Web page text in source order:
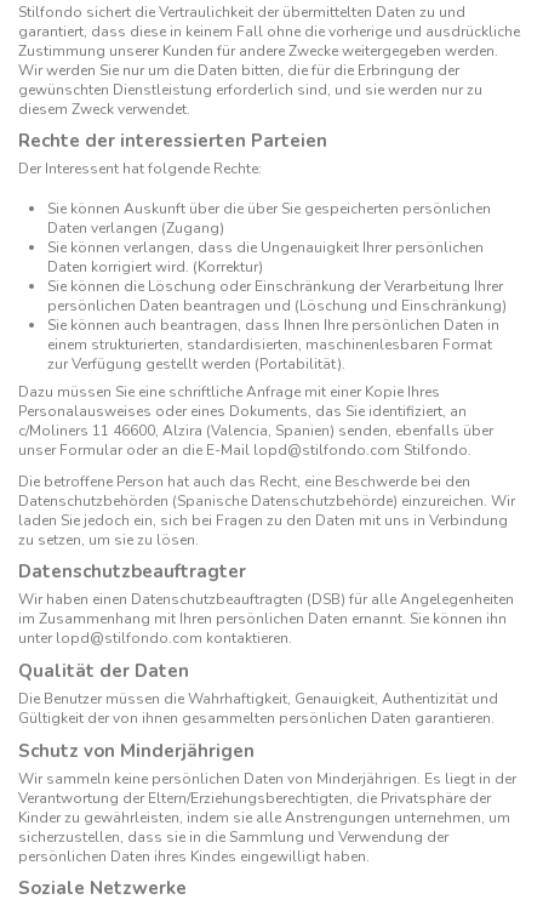
Stilfondo sichert die Vertraulichkeit der übermittelten Daten zu und
garantiert, dass diese in keinem Fall ohne die vorherige und ausdrückliche
Zustimmung unserer Kunden für andere Zwecke weitergegeben werden.
Wir werden Sie nur um die Daten bitten, die für die Erbringung der
gewünschten Dienstleistung erforderlich sind, und sie werden nur zu
diesem Zweck verwendet.
Rechte der interessierten Parteien
Der Interessent hat folgende Rechte:
Sie können Auskunft über die über Sie gespeicherten persönlichen
Daten verlangen (Zugang)
Sie können verlangen, dass die Ungenauigkeit Ihrer persönlichen
Daten korrigiert wird. (Korrektur)
Sie können die Löschung oder Einschränkung der Verarbeitung Ihrer
persönlichen Daten beantragen und (Löschung und Einschränkung)
Sie können auch beantragen, dass Ihnen Ihre persönlichen Daten in
einem strukturierten, standardisierten, maschinenlesbaren Format
zur Verfügung gestellt werden (Portabilität).
Dazu müssen Sie eine schriftliche Anfrage mit einer Kopie Ihres
Personalausweises oder eines Dokuments, das Sie identifiziert, an
c/Moliners 11 46600, Alzira (Valencia, Spanien) senden, ebenfalls über
unser Formular oder an die E-Mail lopd@stilfondo.com Stilfondo.
Die betroffene Person hat auch das Recht, eine Beschwerde bei den
Datenschutzbehörden (Spanische Datenschutzbehörde) einzureichen. Wir
laden Sie jedoch ein, sich bei Fragen zu den Daten mit uns in Verbindung
zu setzen, um sie zu lösen.
Datenschutzbeauftragter
Wir haben einen Datenschutzbeauftragten (DSB) für alle Angelegenheiten
im Zusammenhang mit Ihren persönlichen Daten ernannt. Sie können ihn
unterlopd@stilfondo.com kontaktieren.
Qualität der Daten
Die Benutzer müssen die Wahrhaftigkeit, Genauigkeit, Authentizität und
Gültigkeit der von ihnen gesammelten persönlichen Daten garantieren.
Schutz von Minderjährigen
Wir sammeln keine persönlichen Daten von Minderjährigen. Es liegt in der
Verantwortung der Eltern/Erziehungsberechtigten, die Privatsphäre der
Kinder zu gewährleisten, indem sie alle Anstrengungen unternehmen, um
sicherzustellen, dass sie in die Sammlung und Verwendung der
persönlichen Daten ihres Kindes eingewilligt haben.
Soziale Netzwerke